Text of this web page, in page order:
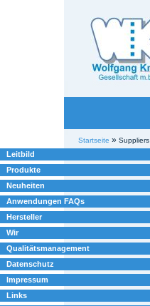
Sektionen
Benutzerspezifische
Werkzeuge
Startseite » Suppliers
Leitbild
Produkte
Neuheiten
Anwendungen FAQs
Hersteller
Wir
Qualitätsmanagement
Datenschutz
Impressum
Links